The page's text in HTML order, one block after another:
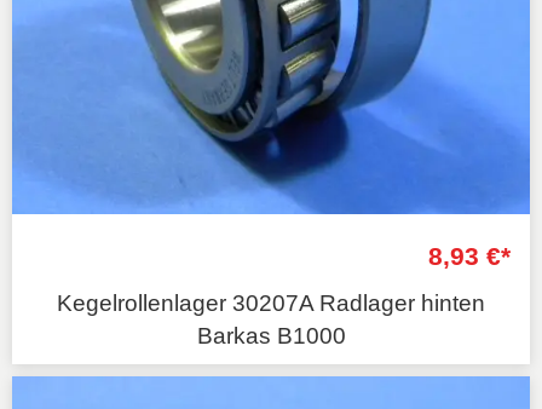
8,93 €*
Kegelrollenlager 30207A Radlager hinten
Barkas B1000